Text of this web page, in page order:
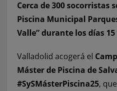
Cerca de 300 socorristas
Piscina Municipal
Valle” durante los días
Valladolid acogerá el
Máster de Piscina de
#SySMásterPiscina25,